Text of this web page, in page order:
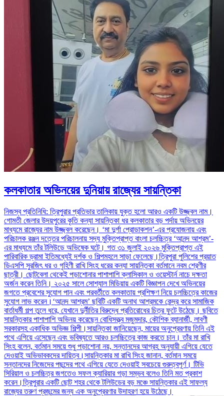
কলকাতার অভিনয়ের দুনিয়ায় রাজ্যের সায়ন্তিকা
নিজস্ব প্রতিনিধি: ত্রিপুরার প্রতিভার তালিকায় যুক্ত হলো আরও একটি উজ্জ্বল নাম।
গোমতী জেলার উদয়পুরের কৃতি কন্যা সায়ন্তিকা ধর কলকাতার বড় পর্দায় অভিনয়ের
মাধ্যমে রাজ্যের নাম উজ্জ্বল করেছেন। ‘মা দুর্গা প্রোডাকশন’-এর প্রযোজনায় এবং
পরিচালক রঞ্জন দত্তের পরিচালনায় সদ্য মুক্তিপ্রাপ্ত বাংলা চলচ্চিত্র ‘আনন্দ আশ্রম’-
এর মাধ্যমে তাঁর টলিউডে অভিষেক ঘটে। গত ৩১ জুলাই ২০২৬ মুক্তিপ্রাপ্ত এই
পারিবারিক ড্রামা ইতিমধ্যেই দর্শক ও শিল্পমহলে সাড়া ফেলেছে।ত্রিপুরা পুলিশের প্রয়াত
ডিএসপি সুরজিৎ ধর ও গৃহিণী রাখি সিংহ ধরের কন্যা সায়ন্তিকা বর্তমানে নবম শ্রেণীর
ছাত্রী। ছোটবেলা থেকেই পড়াশোনার পাশাপাশি ক্লাসিকাল ও ওয়েস্টার্ন নাচে দক্ষতা
অর্জন করেন তিনি। ২০২৫ সালে সোশ্যাল মিডিয়ায় একটি বিজ্ঞাপন দেখে অভিনয়ের
জগতে প্রবেশের সুযোগ পান এবং পরবর্তীতে কলকাতায় প্রশিক্ষণ নিয়ে চলচ্চিত্রে কাজের
সুযোগ লাভ করেন।‘আনন্দ আশ্রম’ ছবিটি একটি অনাথ আশ্রমকে কেন্দ্র করে সামাজিক
বার্তাধর্মী গল্প তুলে ধরে, যেখানে দুর্নীতির বিরুদ্ধে প্রতিরোধের চিত্র ফুটে উঠেছে। ছবিতে
সায়ন্তিকার পাশাপাশি অভিনয় করেছেন বোধিসত্ত্ব মজুমদার, কৌশিক ব্যানার্জী, লাবণী
সরকারসহ একাধিক অভিজ্ঞ শিল্পী।সায়ন্তিকা জানিয়েছেন, মায়ের অনুপ্রেরণায় তিনি এই
পথে এগিয়ে এসেছেন এবং ভবিষ্যতে আরও চলচ্চিত্রে কাজ করতে চান। তাঁর মা রাখি
সিংহ বলেন, বর্তমান সময়ে শুধু পড়াশোনা নয়, সন্তানদের আগ্রহ অনুযায়ী এগিয়ে যেতে
দেওয়াই অভিভাবকদের দায়িত্ব।সায়ন্তিকার মা রাখি সিংহ জানান, বর্তমান সময়ে
সন্তানদের নিজেদের পছন্দের পথে এগিয়ে যেতে দেওয়াই সবচেয়ে গুরুত্বপূর্ণ। টিভি
সিরিয়াল ও চলচ্চিত্র জগতেও সফল ক্যারিয়ার গড়া সম্ভব বলেও তিনি মত প্রকাশ
করেন।ত্রিপুরার একটি ছোট শহর থেকে টলিউডের বড় মঞ্চে সায়ন্তিকার এই সাফল্য
রাজ্যের তরুণ প্রজন্মের জন্য এক অনুপ্রেরণার উদাহরণ হয়ে উঠেছে।